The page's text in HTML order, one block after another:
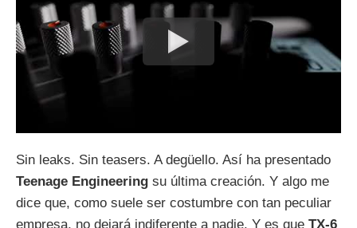
Sin leaks. Sin teasers. A degüello. Así ha presentado
Teenage Engineering su última creación. Y algo me
dice que, como suele ser costumbre con tan peculiar
empresa, no dejará indiferente a nadie. Y es que TX-6